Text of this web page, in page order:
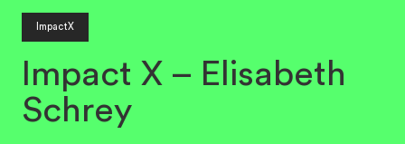
ImpactX
Impact X – Elisabeth
Schrey